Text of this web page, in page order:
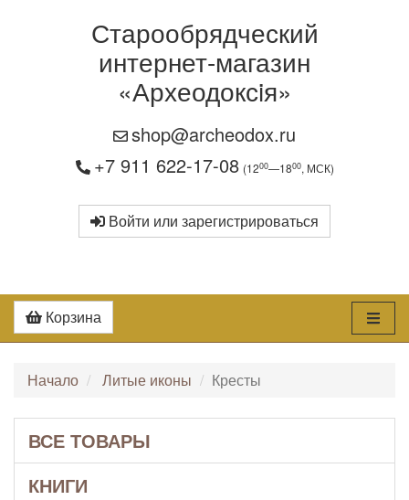
Старообрядческий
интернет-магазин
«Археодоксiя»
shop@archeodox.ru
+7 911 622-17-08 (1200—1800, МСК)
Войти или зарегистрироваться
Корзина
Начало Литые иконы Кресты
ВСЕ ТОВАРЫ
КНИГИ